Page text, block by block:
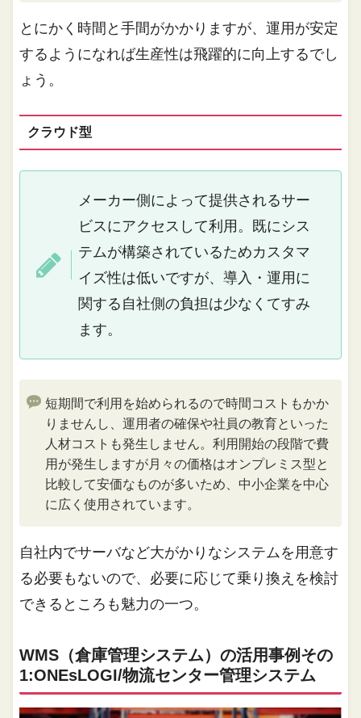
とにかく時間と手間がかかりますが、運用が安定
するようになれば生産性は飛躍的に向上するでし
ょう。
クラウド型
メーカー側によって提供されるサー
ビスにアクセスして利用。既にシス
テムが構築されているためカスタマ
イズ性は低いですが、導入・運用に
関する自社側の負担は少なくてすみ
ます。
短期間で利用を始められるので時間コストもかか
りませんし、運用者の確保や社員の教育といった
人材コストも発生しません。利用開始の段階で費
用が発生しますが月々の価格はオンプレミス型と
比較して安価なものが多いため、中小企業を中心
に広く使用されています。
自社内でサーバなど大がかりなシステムを用意す
る必要もないので、必要に応じて乗り換えを検討
できるところも魅力の一つ。
WMS（倉庫管理システム）の活用事例その
1:ONEsLOGI/物流センター管理システム